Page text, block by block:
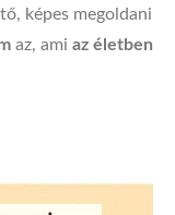
képes megoldani
az, ami az életben